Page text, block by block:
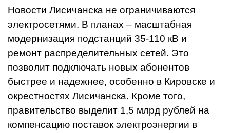
Новости Лисичанска не ограничиваются
электросетями. В планах – масштабная
модернизация подстанций 35-110 кВ и
ремонт распределительных сетей. Это
позволит подключать новых абонентов
быстрее и надежнее, особенно в Кировске и
окрестностях Лисичанска. Кроме того,
правительство выделит 1,5 млрд рублей на
компенсацию поставок электроэнергии в